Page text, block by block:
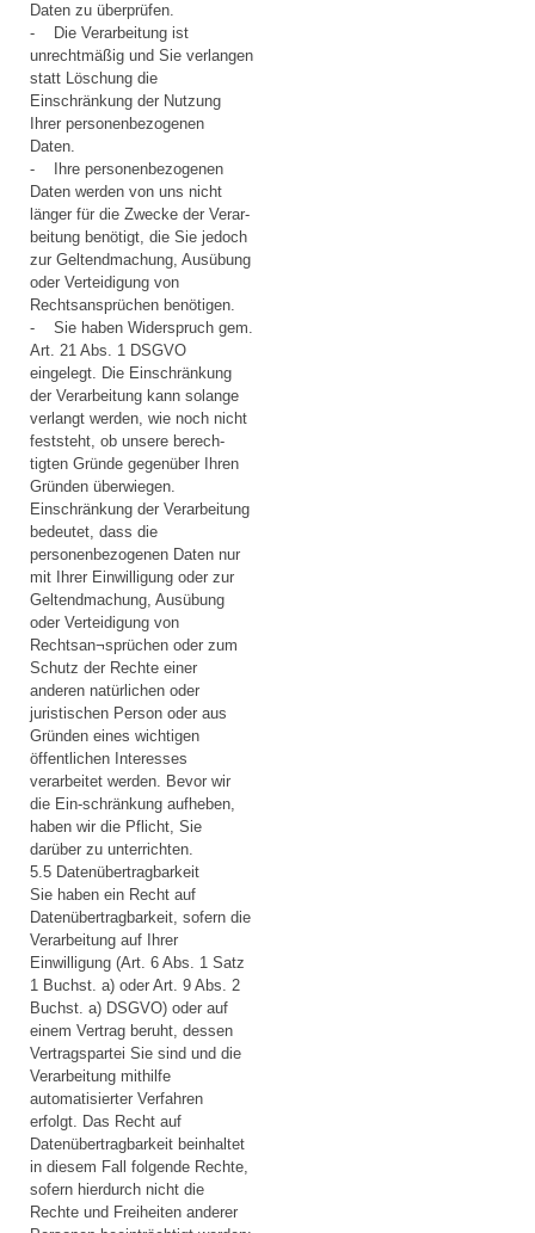
Daten zu überprüfen.
- Die Verarbeitung ist
unrechtmäßig und Sie verlangen
statt Löschung die
Einschränkung der Nutzung
Ihrer personenbezogenen
Daten.
- Ihre personenbezogenen
Daten werden von uns nicht
länger für die Zwecke der Verar-
beitung benötigt, die Sie jedoch
zur Geltendmachung, Ausübung
oder Verteidigung von
Rechtsansprüchen benötigen.
- Sie haben Widerspruch gem.
Art. 21 Abs. 1 DSGVO
eingelegt. Die Einschränkung
der Verarbeitung kann solange
verlangt werden, wie noch nicht
feststeht, ob unsere berech-
tigten Gründe gegenüber Ihren
Gründen überwiegen.
Einschränkung der Verarbeitung
bedeutet, dass die
personenbezogenen Daten nur
mit Ihrer Einwilligung oder zur
Geltendmachung, Ausübung
oder Verteidigung von
Rechtsan¬sprüchen oder zum
Schutz der Rechte einer
anderen natürlichen oder
juristischen Person oder aus
Gründen eines wichtigen
öffentlichen Interesses
verarbeitet werden. Bevor wir
die Ein-schränkung aufheben,
haben wir die Pflicht, Sie
darüber zu unterrichten.
5.5 Datenübertragbarkeit
Sie haben ein Recht auf
Datenübertragbarkeit, sofern die
Verarbeitung auf Ihrer
Einwilligung (Art. 6 Abs. 1 Satz
1 Buchst. a) oder Art. 9 Abs. 2
Buchst. a) DSGVO) oder auf
einem Vertrag beruht, dessen
Vertragspartei Sie sind und die
Verarbeitung mithilfe
automatisierter Verfahren
erfolgt. Das Recht auf
Datenübertragbarkeit beinhaltet
in diesem Fall folgende Rechte,
sofern hierdurch nicht die
Rechte und Freiheiten anderer